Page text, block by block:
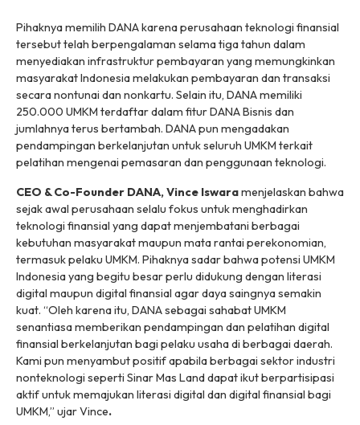
Pihaknya memilih DANA karena perusahaan teknologi finansial
tersebut telah berpengalaman selama tiga tahun dalam
menyediakan infrastruktur pembayaran yang memungkinkan
masyarakat Indonesia melakukan pembayaran dan transaksi
secara nontunai dan nonkartu. Selain itu, DANA memiliki
250.000 UMKM terdaftar dalam fitur DANA Bisnis dan
jumlahnya terus bertambah. DANA pun mengadakan
pendampingan berkelanjutan untuk seluruh UMKM terkait
pelatihan mengenai pemasaran dan penggunaan teknologi.
CEO & Co-Founder DANA,Vince Iswaramenjelaskan bahwa
sejak awal perusahaan selalu fokus untuk menghadirkan
teknologi finansial yang dapat menjembatani berbagai
kebutuhan masyarakat maupun mata rantai perekonomian,
termasuk pelaku UMKM. Pihaknya sadar bahwa potensi UMKM
Indonesia yang begitu besar perlu didukung dengan literasi
digital maupun digital finansial agar daya saingnya semakin
kuat. “Oleh karena itu, DANA sebagai sahabat UMKM
senantiasa memberikan pendampingan dan pelatihan digital
finansial berkelanjutan bagi pelaku usaha di berbagai daerah.
Kami pun menyambut positif apabila berbagai sektor industri
nonteknologi seperti Sinar Mas Land dapat ikut berpartisipasi
aktif untuk memajukan literasi digital dan digital finansial bagi
UMKM,” ujar Vince.